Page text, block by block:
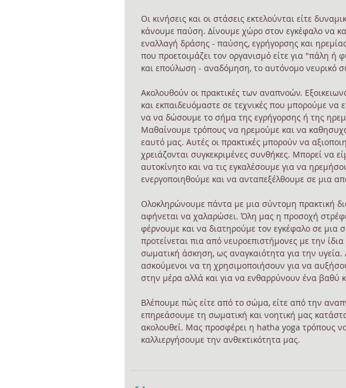
Οι κινήσεις και οι στάσεις εκτελούνται είτε
κάνουμε παύση. Δίνουμε χώρο στον εγκέφαλο να
εναλλαγή δράσης - παύσης, εγρήγορσης και
που προετοιμάζει τον οργανισμό είτε για "πάλη ή
και επούλωση - αναδόμηση, το αυτόνομο νευρικό
Ακολουθούν οι πρακτικές των αναπνοών.
και εκπαιδευόμαστε σε τεχνικές που μπορούμε
να να δώσουμε το σήμα της εγρήγορσης ή της
Μαθαίνουμε τρόπους να ηρεμούμε και να
εαυτό μας. Αυτές οι πρακτικές μπορούν να
χρειάζονται συγκεκριμένες συνθήκες. Μπορεί να
αυτοκίνητο και να τις εγκαλέσουμε για να
ενεργοποιηθούμε και να ανταπεξέλθουμε σε μια
Ολοκληρώνουμε πάντα με μια σύντομη πρακτική
αφήνεται να χαλαρώσει. Όλη μας η προσοχή
φέρνουμε και να διατηρούμε τον εγκέφαλο σε
προτείνεται πια από νευροεπιστήμονες με την
σωματική άσκηση, ως αναγκαιότητα για την
ασκούμενοι να τη χρησιμοποιήσουν για να
στην μέρα αλλά και για να ενθαρρύνουν ένα βαθύ
Βλέπουμε πώς είτε από το σώμα, είτε από την
επηρεάσουμε τη σωματική και νοητική μας
ακολουθεί. Μας προσφέρει η hatha yoga τρόπους
καλλιεργήσουμε την ανθεκτικότητα μας.